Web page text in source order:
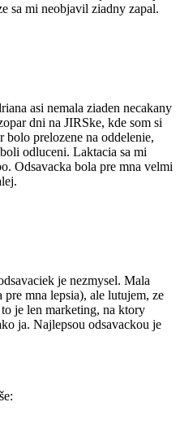
sa mi neobjavil ziadny zapal.
asi nemala ziaden necakany
dni na JIRSke, kde som si
bolo prelozene na oddelenie,
odluceni. Laktacia sa mi
Odsavacka bola pre mna velmi
je nezmysel. Mala
mna lepsia), ale lutujem, ze
je len marketing, na ktory
ja. Najlepsou odsavackou je